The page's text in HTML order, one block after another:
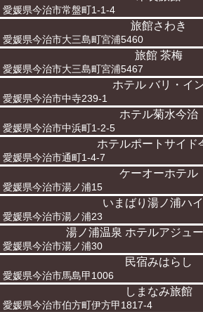
愛媛県今治市常盤町1-1-4
旅館さわき
愛媛県今治市大三島町宮浦5460
旅館 茶梅
愛媛県今治市大三島町宮浦5467
ホテル バリ・イ
愛媛県今治市中寺239-1
ホテル菊水今治
愛媛県今治市中浜町1-2-5
ホテルポートサイド
愛媛県今治市通町1-4-7
ケーオーホテル
愛媛県今治市湯ノ浦15
いまばり湯ノ浦ハ
愛媛県今治市湯ノ浦23
湯ノ浦温泉 ホテルアジュ
愛媛県今治市湯ノ浦30
民宿みはらし
愛媛県今治市馬島甲1006
しまなみ旅館
愛媛県今治市伯方町伊方甲1817-4